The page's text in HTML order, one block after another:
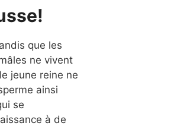
que les
ne vivent
jeune reine ne
ainsi
se
à de